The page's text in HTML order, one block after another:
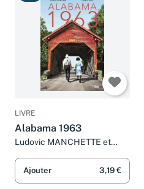
LIVRE
Alabama 1963
Ludovic MANCHETTE et
Ajouter 3,19 €